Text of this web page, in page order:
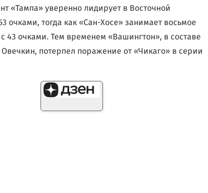
«Тампа» уверенно лидирует в Восточной
очками, тогда как «Сан-Хосе» занимает восьмое
43 очками. Тем временем «Вашингтон», в составе
Овечкин, потерпел поражение от «Чикаго» в серии